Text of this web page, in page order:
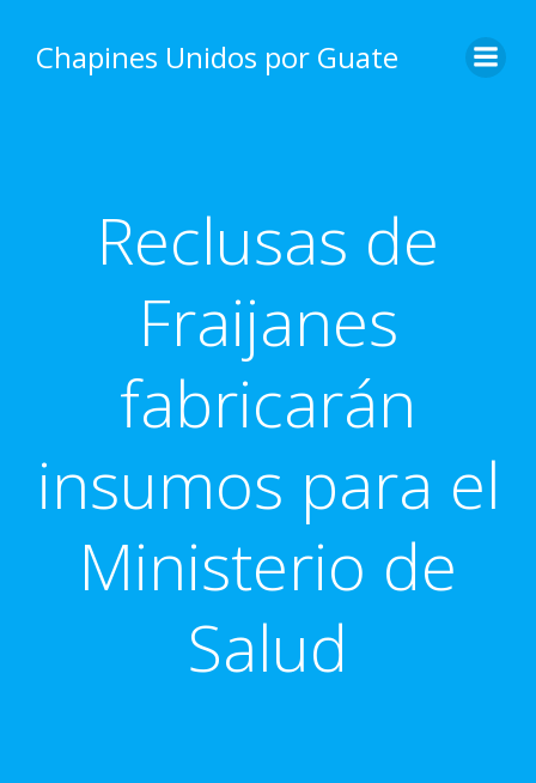
content
Chapines Unidos por Guate
Reclusas de
Fraijanes
fabricarán
insumos para el
Ministerio de
Salud